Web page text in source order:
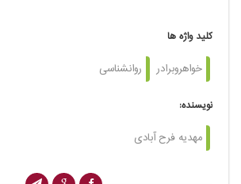
کلید واژه ها
خواهروبرادر روانشناسی
نویسنده:
مهدیه فرح آبادی